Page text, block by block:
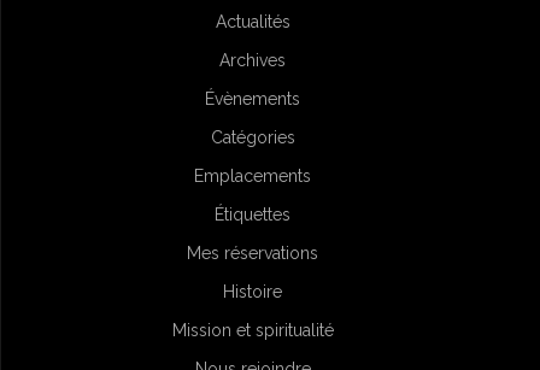
Actualités
Archives
Évènements
Catégories
Emplacements
Étiquettes
Mes réservations
Histoire
Mission et spiritualité